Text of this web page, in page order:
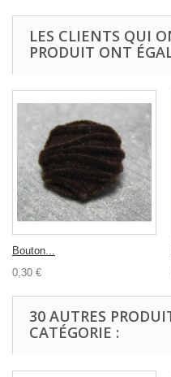
LES CLIENTS QUI
PRODUIT ONT
Bouton...
0,30 €
30 AUTRES
CATÉGORIE :